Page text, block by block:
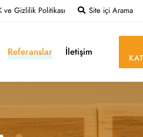
ve Gizlilik Politikası Site içi Arama
Referanslar İletişim